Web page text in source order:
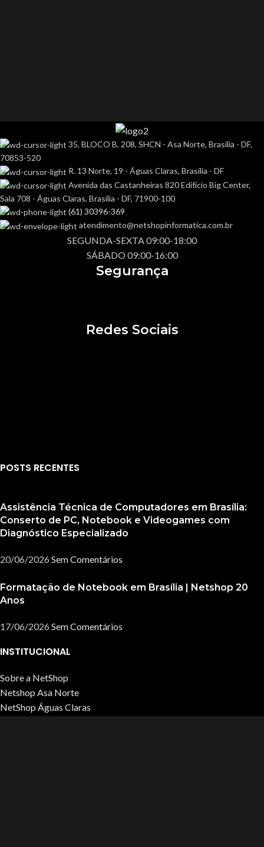
35, BLOCO B, 208, SHCN - Asa Norte, Brasília - DF,
70853-520
R. 13 Norte, 19 - Águas Claras, Brasília - DF
Avenida das Castanheiras 820 Edifício Big Center,
Sala 708 - Águas Claras, Brasília - DF, 71900-100
(61) 30396-369
atendimento@netshopinformatica.com.br
SEGUNDA-SEXTA 09:00-18:00
SÁBADO 09:00-16:00
Segurança
Redes Sociais
POSTS RECENTES
Assistência Técnica de Computadores em Brasília:
Conserto de PC, Notebook e Videogames com
Diagnóstico Especializado
20/06/2026 Sem Comentários
Formatação de Notebook em Brasília | Netshop 20
Anos
17/06/2026 Sem Comentários
INSTITUCIONAL
Sobre a NetShop
Netshop Asa Norte
NetShop Águas Claras